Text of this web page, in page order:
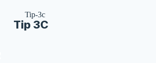
Tip 3C